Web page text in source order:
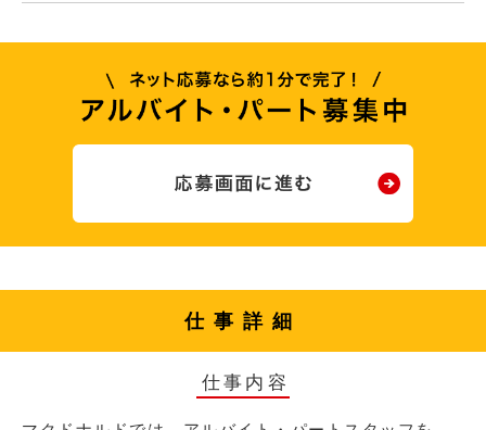
仕事詳細
仕事内容